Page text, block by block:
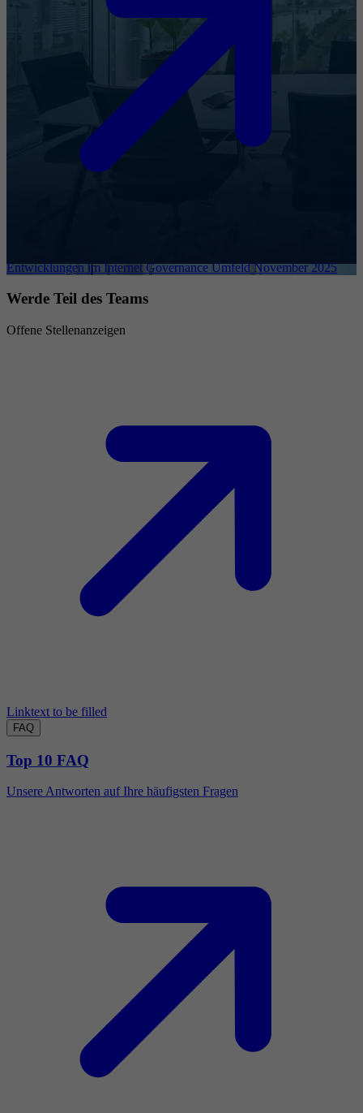
Entwicklungen im Internet Governance Umfeld November 2025
Werde Teil des Teams
Offene Stellenanzeigen
Linktext to be filled
FAQ
Top 10 FAQ
Unsere Antworten auf Ihre häufigsten Fragen